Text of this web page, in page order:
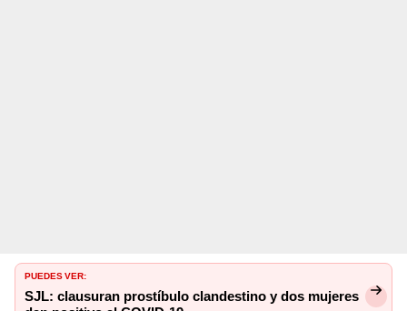
PUEDES VER:
SJL: clausuran prostíbulo clandestino y dos mujeres